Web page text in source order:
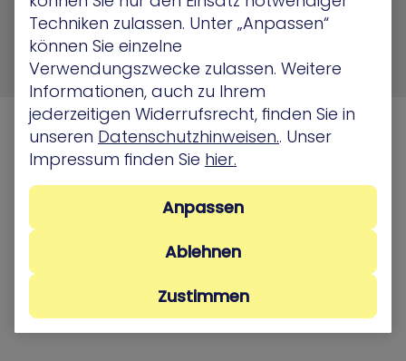
© 2026 XM Cyber All Rights Reserved
Privacy Policy Terms of Use
Security, Compliance and Privacy
Techniken zulassen. Unter „Anpassen“
können Sie einzelne
Verwendungszwecke zulassen. Weitere
Informationen, auch zu Ihrem
jederzeitigen Widerrufsrecht, finden Sie in
unseren Datenschutzhinweisen.. Unser
Impressum finden Sie hier.
Ablehnen
Zustimmen
Anpassen